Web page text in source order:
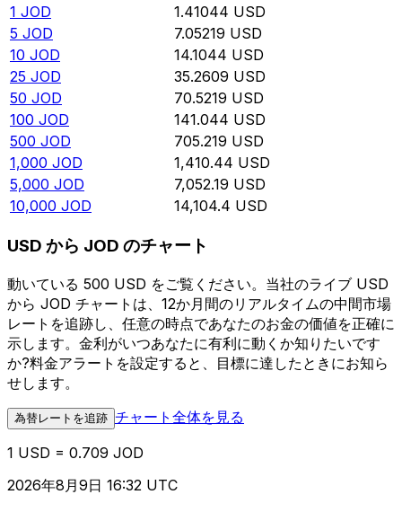
1 JOD 1.41044 USD
5 JOD 7.05219 USD
10 JOD 14.1044 USD
25 JOD 35.2609 USD
50 JOD 70.5219 USD
100 JOD 141.044 USD
500 JOD 705.219 USD
1,000 JOD 1,410.44 USD
5,000 JOD 7,052.19 USD
10,000 JOD 14,104.4 USD
USD から JOD のチャート
動いている 500 USD をご覧ください。当社のライブ USD
から JOD チャートは、12か月間のリアルタイムの中間市場
レートを追跡し、任意の時点であなたのお金の価値を正確に
示します。金利がいつあなたに有利に動くか知りたいです
か?料金アラートを設定すると、目標に達したときにお知ら
せします。
為替レートを追跡 チャート全体を見る
1 USD = 0.709 JOD
2026年8月9日 16:32 UTC